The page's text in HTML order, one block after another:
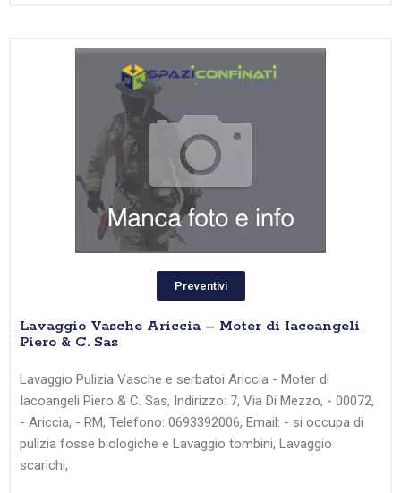
Preventivi
Lavaggio Vasche Ariccia – Moter di Iacoangeli
Piero & C. Sas
Lavaggio Pulizia Vasche e serbatoi Ariccia - Moter di
Iacoangeli Piero & C. Sas, Indirizzo: 7, Via Di Mezzo, - 00072,
- Ariccia, - RM, Telefono: 0693392006, Email: - si occupa di
pulizia fosse biologiche e Lavaggio tombini, Lavaggio
scarichi,